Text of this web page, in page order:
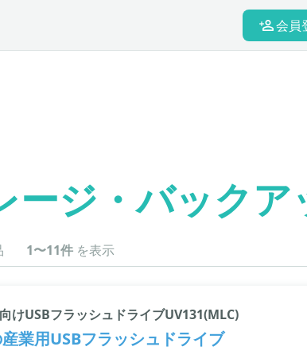
会員
ージ・バックア
1〜11件 を表示
けUSBフラッシュドライブUV131(MLC)
業用USBフラッシュドライブ